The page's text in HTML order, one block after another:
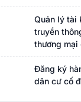
Quản lý tài
truyền
thương mại
Đăng ký
dân cư cố